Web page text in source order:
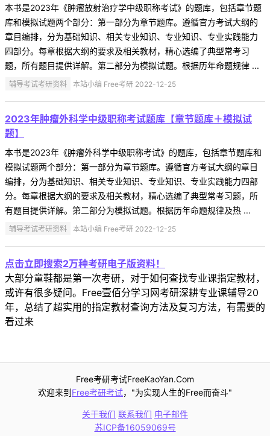
本书是2023年《肿瘤放射治疗学中级职称考试》的题库，包括章节题
库和模拟试题两个部分：第一部分为章节题库。遵循官方考试大纲的
章目编排，分为基础知识、相关专业知识、专业知识、专业实践能力
四部分。每章根据大纲的要求及相关教材，精心选编了典型常考习
题，所有题目提供详解。第二部分为模拟试题。根据历年命题规律 ...
辅导考试考研资料 本站小编 Free考研 2022-12-25
2023年肿瘤外科学中级职称考试题库【章节题库＋模拟试
题】
本书是2023年《肿瘤外科学中级职称考试》的题库，包括章节题库和
模拟试题两个部分：第一部分为章节题库。遵循官方考试大纲的章目
编排，分为基础知识、相关专业知识、专业知识、专业实践能力四部
分。每章根据大纲的要求及相关教材，精心选编了典型常考习题，所
有题目提供详解。第二部分为模拟试题。根据历年命题规律及热 ...
辅导考试考研资料 本站小编 Free考研 2022-12-25
点击立即搜索2万种考研电子版资料！
大部分童鞋都是第一次考研，对于如何查找专业课指定教材，
或许有很多疑问。Free壹佰分学习网考研深耕专业课辅导20
年，总结了超实用的指定教材查询方法及复习方法，有需要的
看过来
Free考研考试FreeKaoYan.Com
欢迎来到Free考研考试，"为实现人生的Free而奋斗"
关于我们 联系我们 电子邮件
苏ICP备16059069号